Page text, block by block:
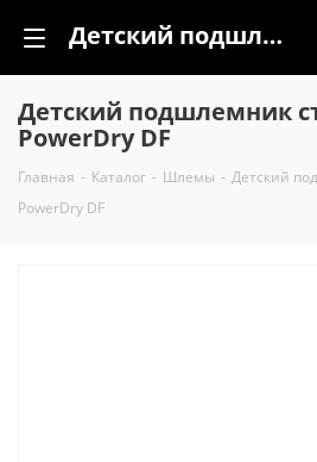
Детский подшлемник стандарт 3D PowerDry DF
Детский подшлемник
PowerDry DF
Главная - Каталог - Шлемы - Детский
PowerDry DF